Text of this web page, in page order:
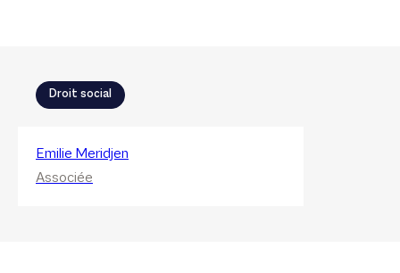
Droit social
Emilie Meridjen
Associée